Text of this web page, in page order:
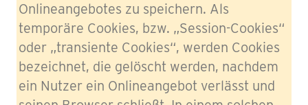
Onlineangebotes zu speichern. Als
temporäre Cookies, bzw. „Session-Cookies“
oder „transiente Cookies“, werden Cookies
bezeichnet, die gelöscht werden, nachdem
ein Nutzer ein Onlineangebot verlässt und